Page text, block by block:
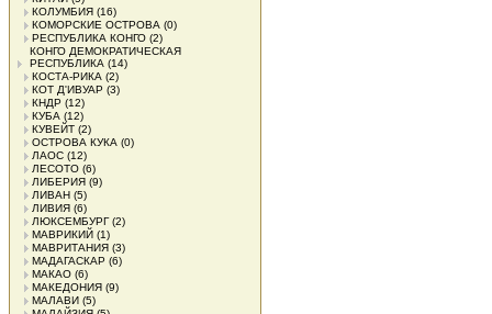
КОЛУМБИЯ (16)
КОМОРСКИЕ ОСТРОВА (0)
РЕСПУБЛИКА КОНГО (2)
КОНГО ДЕМОКРАТИЧЕСКАЯ
РЕСПУБЛИКА (14)
КОСТА-РИКА (2)
КОТ Д'ИВУАР (3)
КНДР (12)
КУБА (12)
КУВЕЙТ (2)
ОСТРОВА КУКА (0)
ЛАОС (12)
ЛЕСОТО (6)
ЛИБЕРИЯ (9)
ЛИВАН (5)
ЛИВИЯ (6)
ЛЮКСЕМБУРГ(2)
МАВРИКИЙ (1)
МАВРИТАНИЯ (3)
МАДАГАСКАР (6)
МАКАО (6)
МАКЕДОНИЯ (9)
МАЛАВИ (5)